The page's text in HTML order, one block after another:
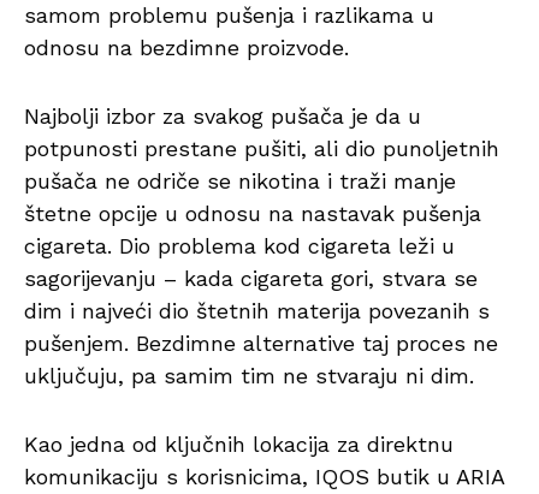
samom problemu pušenja i razlikama u
odnosu na bezdimne proizvode.
Najbolji izbor za svakog pušača je da u
potpunosti prestane pušiti, ali dio punoljetnih
pušača ne odriče se nikotina i traži manje
štetne opcije u odnosu na nastavak pušenja
cigareta. Dio problema kod cigareta leži u
sagorijevanju – kada cigareta gori, stvara se
dim i najveći dio štetnih materija povezanih s
pušenjem. Bezdimne alternative taj proces ne
uključuju, pa samim tim ne stvaraju ni dim.
Kao jedna od ključnih lokacija za direktnu
komunikaciju s korisnicima, IQOS butik u ARIA